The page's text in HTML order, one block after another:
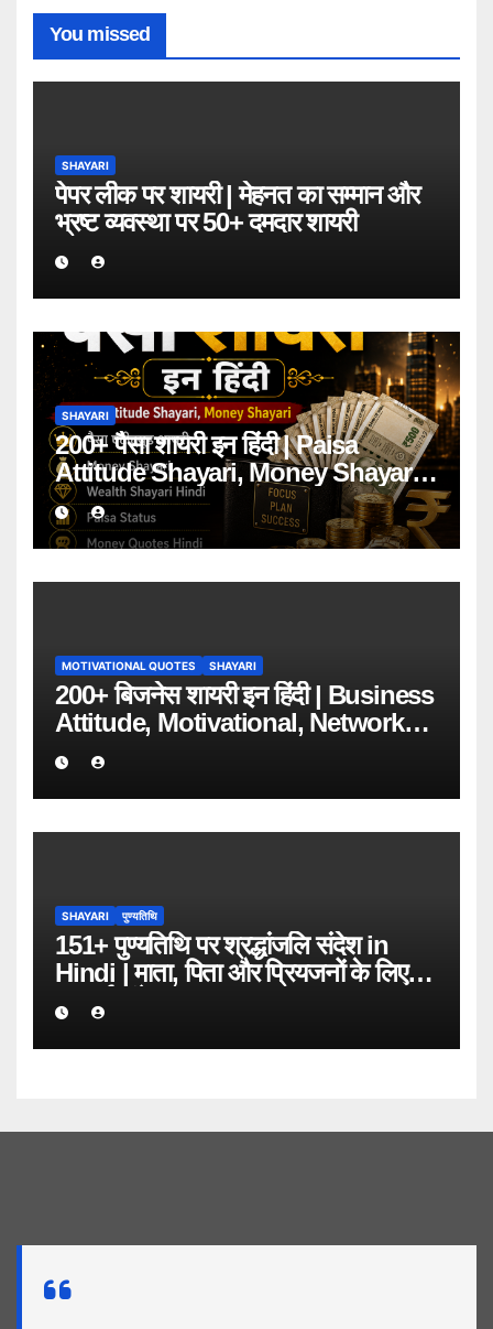
You missed
SHAYARI
पेपर लीक पर शायरी | मेहनत का सम्मान और
भ्रष्ट व्यवस्था पर 50+ दमदार शायरी
SHAYARI
200+ पैसा शायरी इन हिंदी | Paisa
Attitude Shayari, Money Shayari
2026
MOTIVATIONAL QUOTES SHAYARI
200+ बिजनेस शायरी इन हिंदी | Business
Attitude, Motivational, Network
Marketing Shayari 2026
SHAYARI पुण्यतिथि
151+ पुण्यतिथि पर श्रद्धांजलि संदेश in
Hindi | माता, पिता और प्रियजनों के लिए
भावपूर्ण संदेश